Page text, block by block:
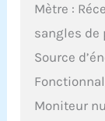
Mètre :
sangles de
Source
Moniteur